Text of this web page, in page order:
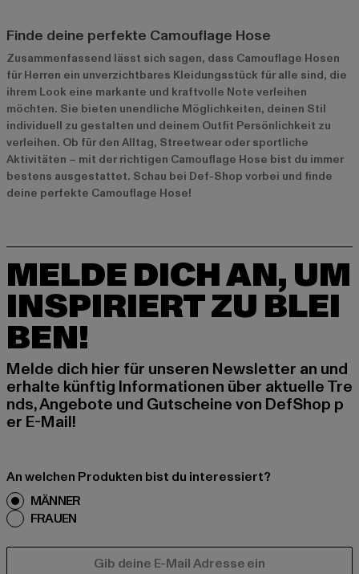
Finde deine perfekte Camouflage Hose
Zusammenfassend lässt sich sagen, dass Camouflage Hosen
für Herren ein unverzichtbares Kleidungsstück für alle sind, die
ihrem Look eine markante und kraftvolle Note verleihen
möchten. Sie bieten unendliche Möglichkeiten, deinen Stil
individuell zu gestalten und deinem Outfit Persönlichkeit zu
verleihen. Ob für den Alltag, Streetwear oder sportliche
Aktivitäten – mit der richtigen Camouflage Hose bist du immer
bestens ausgestattet. Schau bei Def-Shop vorbei und finde
deine perfekte Camouflage Hose!
MELDE DICH AN, UM
INSPIRIERT ZU BLEI
BEN!
Melde dich hier für unseren Newsletter an und
erhalte künftig Informationen über aktuelle Tre
nds, Angebote und Gutscheine von DefShop p
er E-Mail!
An welchen Produkten bist du interessiert?
MÄNNER
FRAUEN